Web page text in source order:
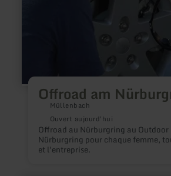
Offroad am
Müllenbach
Ouvert aujourd'hui
Offroad au Nürburgring au
Nürburgring pour chaque femme,
et l'entreprise.